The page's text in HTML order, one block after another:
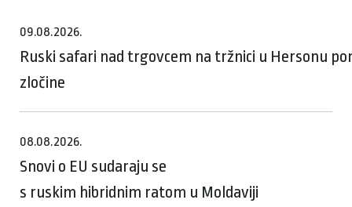
09.08.2026.
Ruski safari nad trgovcem na tržnici u Hersonu
zločine
08.08.2026.
Snovi o EU sudaraju se
s ruskim hibridnim ratom u Moldaviji